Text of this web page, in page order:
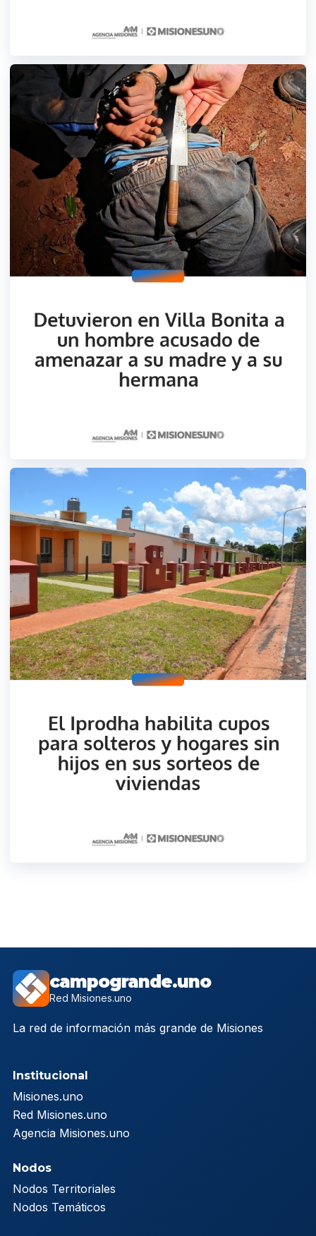
campogrande.uno
Red Misiones.uno
La red de información más grande de Misiones
Institucional
Misiones.uno
Red Misiones.uno
Agencia Misiones.uno
Nodos
Nodos Territoriales
Nodos Temáticos